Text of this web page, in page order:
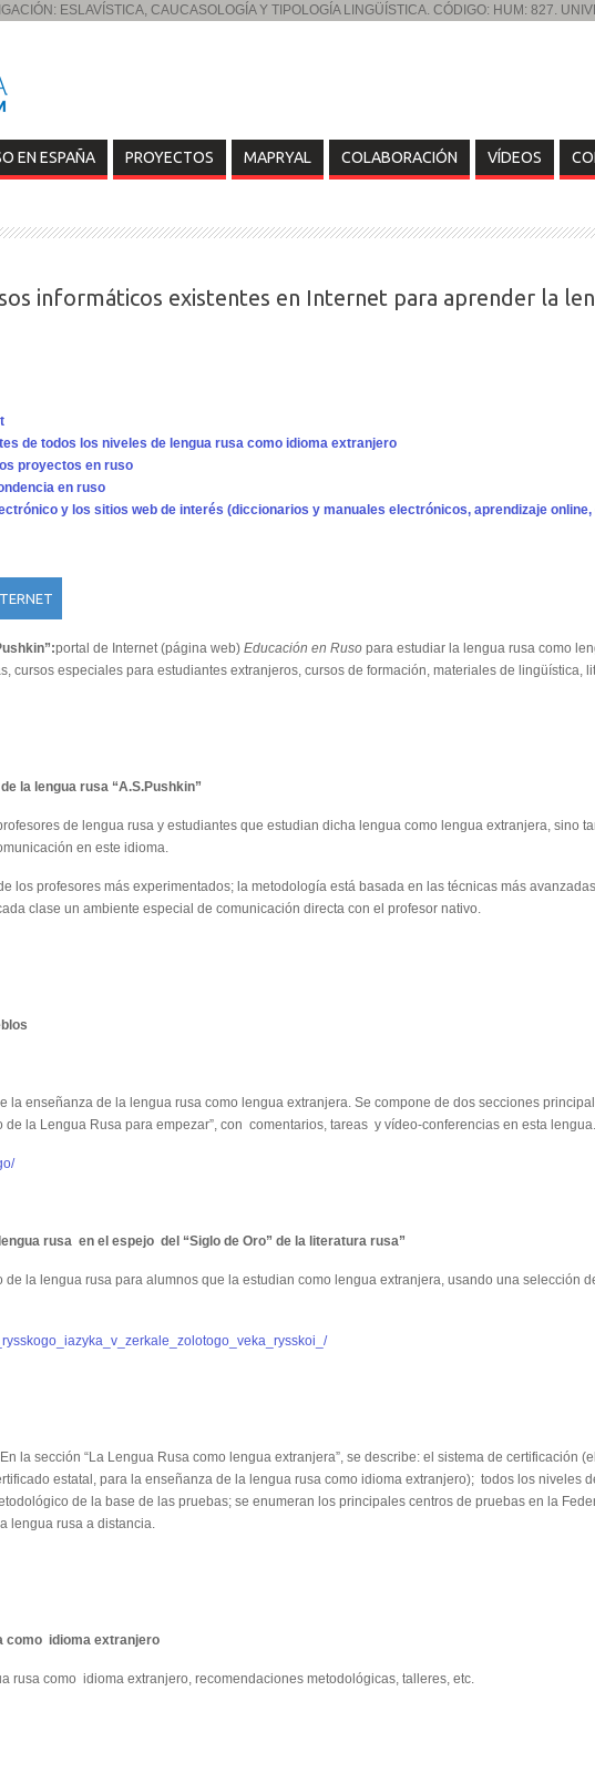
ESLAVÍSTICA, CAUCASOLOGÍA Y TIPOLOGÍA LINGÜÍSTICA. CÓDIGO: HUM: 827.
EN ESPAÑA PROYECTOS MAPRYAL COLABORACIÓN VÍDEOS
informáticos existentes en Internet para aprender la
de todos los niveles de lengua rusa como idioma extranjero
proyectos en ruso
en ruso
y los sitios web de interés (diccionarios y manuales electrónicos, aprendizaje online,
portal de Internet (página web) Educación en Ruso para estudiar la lengua rusa como
cursos especiales para estudiantes extranjeros, cursos de formación, materiales de lingüística,
la lengua rusa “A.S.Pushkin”
de lengua rusa y estudiantes que estudian dicha lengua como lengua extranjera, sino
en este idioma.
los profesores más experimentados; la metodología está basada en las técnicas más
clase un ambiente especial de comunicación directa con el profesor nativo.
la enseñanza de la lengua rusa como lengua extranjera. Se compone de dos secciones
la Lengua Rusa para empezar”, con comentarios, tareas y vídeo-conferencias en esta lengua.
rusa en el espejo del “Siglo de Oro” de la literatura rusa”
la lengua rusa para alumnos que la estudian como lengua extranjera, usando una selección
la sección “La Lengua Rusa como lengua extranjera”, se describe: el sistema de certificación
estatal, para la enseñanza de la lengua rusa como idioma extranjero); todos los niveles
de la base de las pruebas; se enumeran los principales centros de pruebas en la
lengua rusa a distancia.
como idioma extranjero
rusa como idioma extranjero, recomendaciones metodológicas, talleres, etc.